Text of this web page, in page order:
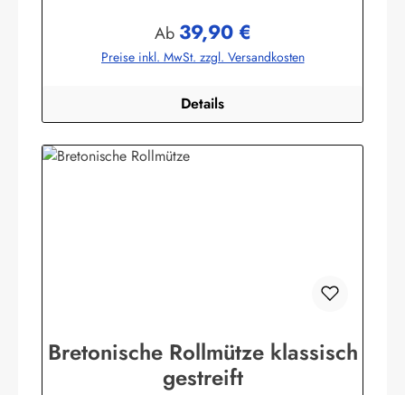
Regulärer Preis:
Ab 39,90 €
Preise inkl. MwSt. zzgl. Versandkosten
Details
Bretonische Rollmütze klassisch
gestreift